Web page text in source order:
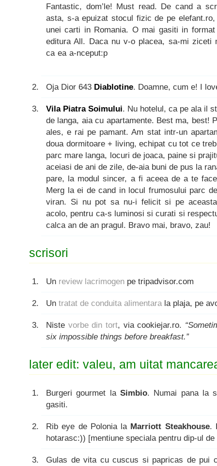
Fantastic, dom’le! Must read. De cand a
asta, s-a epuizat stocul fizic de pe
unei carti in Romania. O mai gasiti in
editura All. Daca nu v-o placea, sa-mi ziceti
ca ea a-nceput:p
Oja Dior 643 Diablotine. Doamne, cum e! I
Vila Piatra Soimului. Nu hotelul, ca pe ala il
de langa, aia cu apartamente. Best ma, best!
ales, e rai pe pamant. Am stat intr-un
doua dormitoare + living, echipat cu tot ce
parc mare langa, locuri de joaca, paine si
aceiasi de ani de zile, de-aia buni de pus la
pare, la modul sincer, a fi aceea de a te
Merg la ei de cand in locul frumosului parc
viran. Si nu pot sa nu-i felicit si pe
acolo, pentru ca-s luminosi si curati si
calca an de an pragul. Bravo mai, bravo, zau!
scrisori
Un review lacrimogen pe tripadvisor.com
Un tratat de conduita alimentarala plaja, pe
Niste vorbe din tort, via cookiejar.ro.
six impossible things before breakfast.”
later edit: valeu, am uitat
Burgeri gourmet la Simbio. Numai pana la
gasiti.
Rib eye de Polonia la Marriott Steakhouse.
hotarasc:)) [mentiune speciala pentru dip-ul
Gulas de vita cu cuscus si papricas de pui